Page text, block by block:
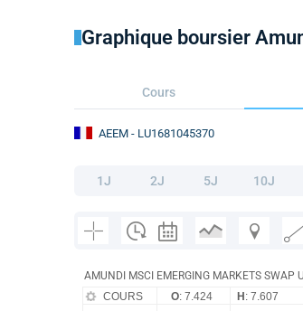
Graphique boursier
Cours
AEEM - LU1681045370
1J 2J 5J 10J
AMUNDI MSCI EMERGING MARKETS SWAP
COURS O: 7.424 H : 7.607